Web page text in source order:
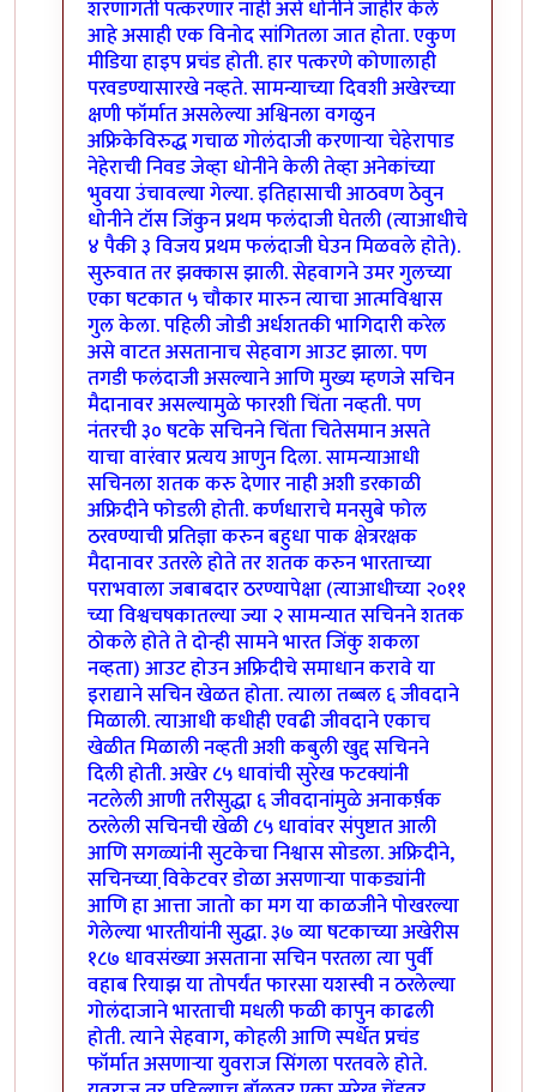
शरणागती पत्करणार नाही असे धोनीने जाहीर केले
आहे असाही एक विनोद सांगितला जात होता. एकुण
मीडिया हाइप प्रचंड होती. हार पत्करणे कोणालाही
परवडण्यासारखे नव्हते. सामन्याच्या दिवशी अखेरच्या
क्षणी फॉर्मात असलेल्या अश्विनला वगळुन
अफ्रिकेविरुद्ध गचाळ गोलंदाजी करणार्‍या चेहेरापाड
नेहेराची निवड जेव्हा धोनीने केली तेव्हा अनेकांच्या
भुवया उंचावल्या गेल्या. इतिहासाची आठवण ठेवुन
धोनीने टॉस जिंकुन प्रथम फलंदाजी घेतली (त्याआधीचे
४ पैकी ३ विजय प्रथम फलंदाजी घेउन मिळवले होते).
सुरुवात तर झक्कास झाली. सेहवागने उमर गुलच्या
एका षटकात ५ चौकार मारुन त्याचा आत्मविश्वास
गुल केला. पहिली जोडी अर्धशतकी भागिदारी करेल
असे वाटत असतानाच सेहवाग आउट झाला. पण
तगडी फलंदाजी असल्याने आणि मुख्य म्हणजे सचिन
मैदानावर असल्यामुळे फारशी चिंता नव्हती. पण
नंतरची ३० षटके सचिनने चिंता चितेसमान असते
याचा वारंवार प्रत्यय आणुन दिला. सामन्याआधी
सचिनला शतक करु देणार नाही अशी डरकाळी
अफ्रिदीने फोडली होती. कर्णधाराचे मनसुबे फोल
ठरवण्याची प्रतिज्ञा करुन बहुधा पाक क्षेत्ररक्षक
मैदानावर उतरले होते तर शतक करुन भारताच्या
पराभवाला जबाबदार ठरण्यापेक्षा (त्याआधीच्या २०११
च्या विश्वचषकातल्या ज्या २ सामन्यात सचिनने शतक
ठोकले होते ते दोन्ही सामने भारत जिंकु शकला
नव्हता) आउट होउन अफ्रिदीचे समाधान करावे या
इराद्याने सचिन खेळत होता. त्याला तब्बल ६ जीवदाने
मिळाली. त्याआधी कधीही एवढी जीवदाने एकाच
खेळीत मिळाली नव्हती अशी कबुली खुद्द सचिनने
दिली होती. अखेर ८५ धावांची सुरेख फटक्यांनी
नटलेली आणी तरीसुद्धा ६ जीवदानांमुळे अनाकर्ष़क
ठरलेली सचिनची खेळी ८५ धावांवर संपुष्टात आली
आणि सगळ्यांनी सुटकेचा निश्वास सोडला. अफ्रिदीने,
सचिनच्या वि़केटवर डोळा असणार्‍या पाकड्यांनी
आणि हा आत्ता जातो का मग या काळजीने पोखरल्या
गेलेल्या भारतीयांनी सुद्धा. ३७ व्या षटकाच्या अखेरीस
१८७ धावसंख्या असताना सचिन परतला त्या पुर्वी
वहाब रियाझ या तोपर्यंत फारसा यशस्वी न ठरलेल्या
गोलंदाजाने भारताची मधली फळी कापुन काढली
होती. त्याने सेहवाग, कोहली आणि स्पर्धेत प्रचंड
फॉर्मात असणार्‍या युवराज सिंगला परतवले होते.